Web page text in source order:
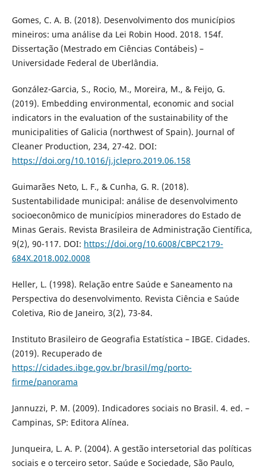
Gomes, C. A. B. (2018). Desenvolvimento dos municípios
mineiros: uma análise da Lei Robin Hood. 2018. 154f.
Dissertação (Mestrado em Ciências Contábeis) –
Universidade Federal de Uberlândia.
González-Garcia, S., Rocio, M., Moreira, M., & Feijo, G.
(2019). Embedding environmental, economic and social
indicators in the evaluation of the sustainability of the
municipalities of Galicia (northwest of Spain). Journal of
Cleaner Production, 234, 27-42. DOI:
https://doi.org/10.1016/j.jclepro.2019.06.158
Guimarães Neto, L. F., & Cunha, G. R. (2018).
Sustentabilidade municipal: análise de desenvolvimento
socioeconômico de municípios mineradores do Estado de
Minas Gerais. Revista Brasileira de Administração Científica,
9(2), 90-117. DOI: https://doi.org/10.6008/CBPC2179-
684X.2018.002.0008
Heller, L. (1998). Relação entre Saúde e Saneamento na
Perspectiva do desenvolvimento. Revista Ciência e Saúde
Coletiva, Rio de Janeiro, 3(2), 73-84.
Instituto Brasileiro de Geografia Estatística – IBGE. Cidades.
(2019). Recuperado de
https://cidades.ibge.gov.br/brasil/mg/porto-
firme/panorama
Jannuzzi, P. M. (2009). Indicadores sociais no Brasil. 4. ed. –
Campinas, SP: Editora Alínea.
Junqueira, L. A. P. (2004). A gestão intersetorial das políticas
sociais e o terceiro setor. Saúde e Sociedade, São Paulo,